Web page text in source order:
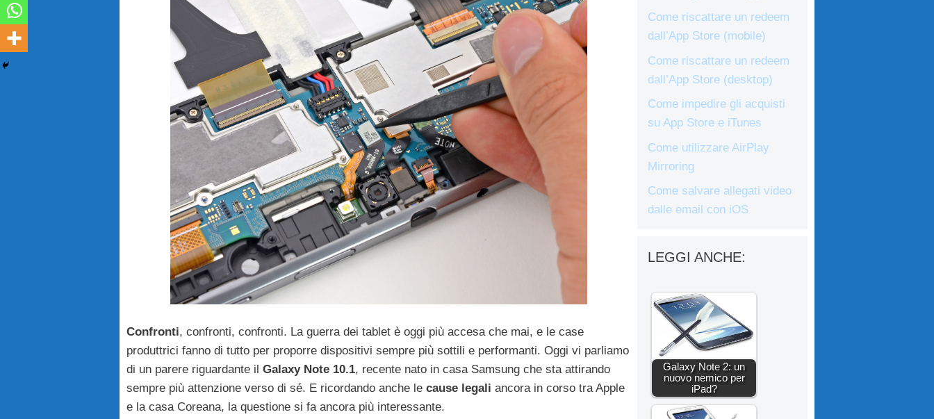
Confronti, confronti, confronti. La guerra dei tablet è oggi più accesa che mai, e le case
produttrici fanno di tutto per proporre dispositivi sempre più sottili e performanti. Oggi vi parliamo
di un parere riguardante il Galaxy Note 10.1, recente nato in casa Samsung che sta attirando
sempre più attenzione verso di sé. E ricordando anche le cause legali ancora in corso tra Apple
e la casa Coreana, la questione si fa ancora più interessante.
Come riscattare un redeem
dall’App Store (mobile)
Come riscattare un redeem
dall’App Store (desktop)
Come impedire gli acquisti
su App Store e iTunes
Come utilizzare AirPlay
Mirroring
Come salvare allegati video
dalle email con iOS
LEGGI ANCHE:
Galaxy Note 2: un
nuovo nemico per
iPad?